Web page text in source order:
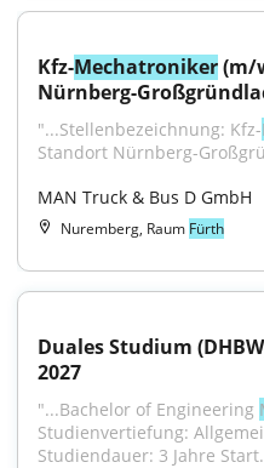
Kfz-Mechatroniker (m/
Nürnberg-
"...Stellenbezeichnung: Kfz-
Standort Nürnberg-
MAN Truck & Bus D GmbH
Nuremberg, Raum Fürth
Duales Studium
2027
"...Bachelor of Engineering
Studienvertiefung:
Studiendauer: 3 Jahre